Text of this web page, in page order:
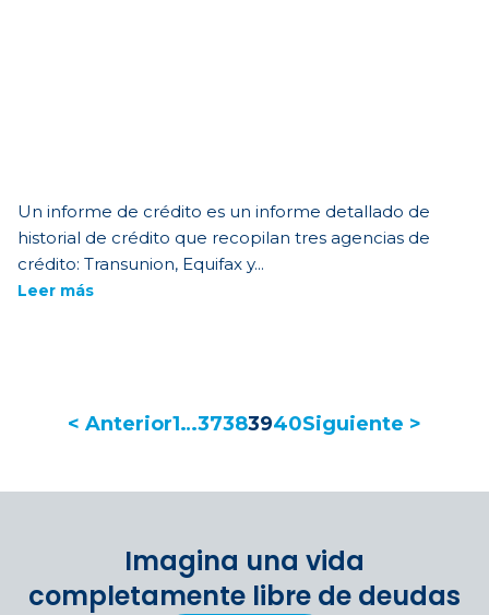
Un informe de crédito es un informe detallado de
historial de crédito que recopilan tres agencias de
crédito: Transunion, Equifax y...
Leer más
< Anterior1…37383940Siguiente >
Imagina una vida
completamente libre de deudas